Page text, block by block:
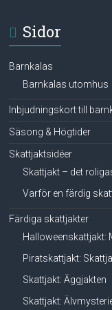
Sidor
Barnkalas
Barnkalas utomhus
Inbjudningskort till
Säsong & Högtider
Skattjaktsidéer
Skattjakt – det
Varför en färdig
Färdiga skattjakter
Halloweenskattjakt:
Piratskattjakt:
Skattjakt: Äggjakten
Skattjakt: